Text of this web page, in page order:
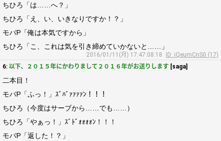
ちひろ「は……へ？」
ちひろ「え、い、いきなりですか！？」
モバP「俺は本気ですから」
ちひろ「こ、これは気を引き締めていかないと……」
2016/01/11(月) 17:47:08.18
ID: iQeumCnS0 (17)
6: 以下、２０１５年にかわりまして２０１６年がお送りします [saga]
二本目！
モバP「ふっ！」ｽﾞﾊﾞｧｧｧｧﾝ！！！
ちひろ（今度はサーブから……でも……）
ちひろ「やぁっ！」ｽﾞﾄﾞｫｫｫｫﾝ！！！
モバP「返した！？」